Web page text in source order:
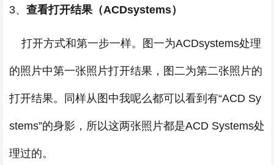
3、 查看打开结果（ACDsystems）
打开方式和第一步一样。图一为ACDsystems处理
的照片中第一张照片打开结果，图二为第二张照片的
打开结果。同样从图中我呢么都可以看到有“ACD Sy
stems”的身影，所以这两张照片都是ACD Systems处
理过的。